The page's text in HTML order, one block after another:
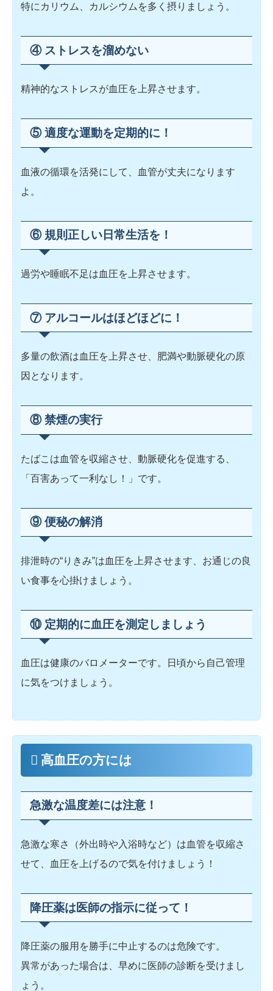
特にカリウム、カルシウムを多く摂りましょう。
④ ストレスを溜めない
精神的なストレスが血圧を上昇させます。
⑤ 適度な運動を定期的に！
血液の循環を活発にして、血管が丈夫になります
よ。
⑥ 規則正しい日常生活を！
過労や睡眠不足は血圧を上昇させます。
⑦ アルコールはほどほどに！
多量の飲酒は血圧を上昇させ、肥満や動脈硬化の原
因となります。
⑧ 禁煙の実行
たばこは血管を収縮させ、動脈硬化を促進する、
「百害あって一利なし！」です。
⑨ 便秘の解消
排泄時の“りきみ”は血圧を上昇させます、お通じの良
い食事を心掛けましょう。
⑩ 定期的に血圧を測定しましょう
血圧は健康のバロメーターです。日頃から自己管理
に気をつけましょう。
高血圧の方には
急激な温度差には注意！
急激な寒さ（外出時や入浴時など）は血管を収縮さ
せて、血圧を上げるので気を付けましょう！
降圧薬は医師の指示に従って！
降圧薬の服用を勝手に中止するのは危険です。
異常があった場合は、早めに医師の診断を受けまし
ょう。